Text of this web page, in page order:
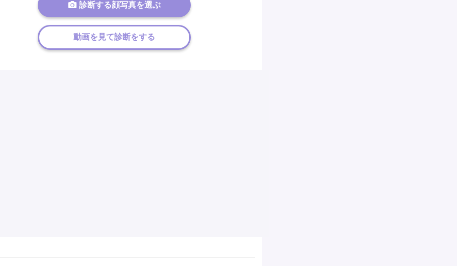
診断する顔写真を選ぶ
動画を見て診断をする